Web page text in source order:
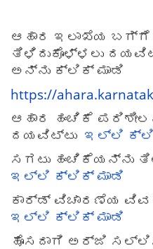
ಆಹಾರ ಇಲಾಖೆಯ
ತಿಳಿದುಕೊಳ್ಳಲು
ಅನ್ನು ಕ್ಲಿಕ್ ಮಾಡಿ
https://
ಆಹಾರ ಹಂಚಿಕೆ
ದಯವಿಟ್ಟು ಇಲ್ಲಿ
ಸಗಟು ಹಂಚಿಕೆಯನ್ನು
ಇಲ್ಲಿ ಕ್ಲಿಕ್ ಮಾಡಿ
ಕಾರ್ಡ್ ವಿಚಾರಣೆಯ
ಇಲ್ಲಿ ಕ್ಲಿಕ್ ಮಾಡಿ
ಹೊಸದಾಗಿ ಅರ್ಜಿ